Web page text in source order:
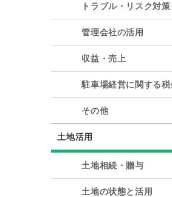
トラブル・リスク対策
管理会社の活用
収益・売上
駐車場経営に関する税
その他
土地活用
土地相続・贈与
土地の状態と活用